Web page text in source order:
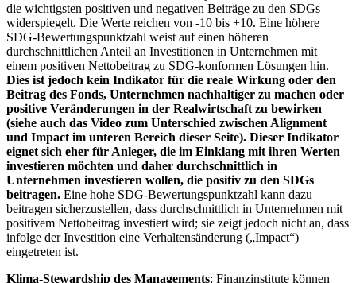
die wichtigsten positiven und negativen Beiträge zu den SDGs
widerspiegelt. Die Werte reichen von -10 bis +10. Eine höhere
SDG-Bewertungspunktzahl weist auf einen höheren
durchschnittlichen Anteil an Investitionen in Unternehmen mit
einem positiven Nettobeitrag zu SDG-konformen Lösungen hin.
Dies ist jedoch kein Indikator für die reale Wirkung oder den
Beitrag des Fonds, Unternehmen nachhaltiger zu machen oder
positive Veränderungen in der Realwirtschaft zu bewirken
(siehe auch das Video zum Unterschied zwischen Alignment
und Impact im unteren Bereich dieser Seite). Dieser Indikator
eignet sich eher für Anleger, die im Einklang mit ihren Werten
investieren möchten und daher durchschnittlich in
Unternehmen investieren wollen, die positiv zu den SDGs
beitragen. Eine hohe SDG-Bewertungspunktzahl kann dazu
beitragen sicherzustellen, dass durchschnittlich in Unternehmen mit
positivem Nettobeitrag investiert wird; sie zeigt jedoch nicht an, dass
infolge der Investition eine Verhaltensänderung („Impact“)
eingetreten ist.
Klima-Stewardship des Managements: Finanzinstitute können